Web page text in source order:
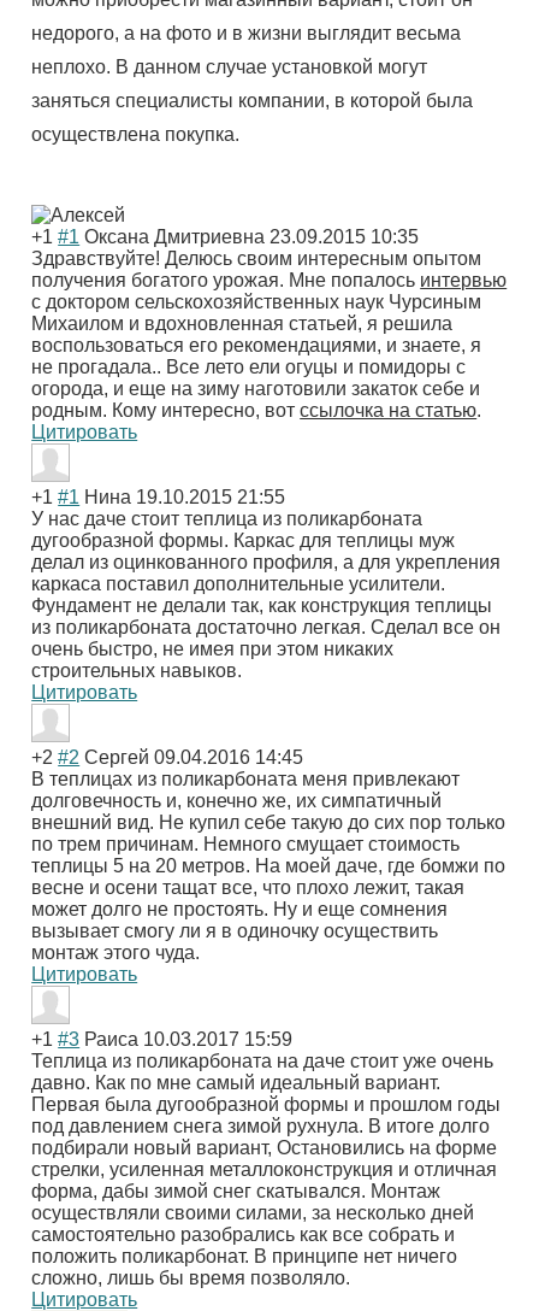
недорого, а на фото и в жизни выглядит весьма
неплохо. В данном случае установкой могут
заняться специалисты компании, в которой была
осуществлена покупка.
+1 #1 Оксана Дмитриевна 23.09.2015 10:35
Здравствуйте! Делюсь своим интересным опытом
получения богатого урожая. Мне попалось интервью
с доктором сельскохозяйственных наук Чурсиным
Михаилом и вдохновленная статьей, я решила
воспользоваться его рекомендациями, и знаете, я
не прогадала.. Все лето ели огуцы и помидоры с
огорода, и еще на зиму наготовили закаток себе и
родным. Кому интересно, вотссылочка на статью.
Цитировать
+1 #1 Нина 19.10.2015 21:55
У нас даче стоит теплица из поликарбоната
дугообразной формы. Каркас для теплицы муж
делал из оцинкованного профиля, а для укрепления
каркаса поставил дополнительные усилители.
Фундамент не делали так, как конструкция теплицы
из поликарбоната достаточно легкая. Сделал все он
очень быстро, не имея при этом никаких
строительных навыков.
Цитировать
+2 #2 Сергей 09.04.2016 14:45
В теплицах из поликарбоната меня привлекают
долговечность и, конечно же, их симпатичный
внешний вид. Не купил себе такую до сих пор только
по трем причинам. Немного смущает стоимость
теплицы 5 на 20 метров. На моей даче, где бомжи по
весне и осени тащат все, что плохо лежит, такая
может долго не простоять. Ну и еще сомнения
вызывает смогу ли я в одиночку осуществить
монтаж этого чуда.
Цитировать
+1 #3 Раиса 10.03.2017 15:59
Теплица из поликарбоната на даче стоит уже очень
давно. Как по мне самый идеальный вариант.
Первая была дугообразной формы и прошлом годы
под давлением снега зимой рухнула. В итоге долго
подбирали новый вариант, Остановились на форме
стрелки, усиленная металлоконструкция и отличная
форма, дабы зимой снег скатывался. Монтаж
осуществляли своими силами, за несколько дней
самостоятельно разобрались как все собрать и
положить поликарбонат. В принципе нет ничего
сложно, лишь бы время позволяло.
Цитировать